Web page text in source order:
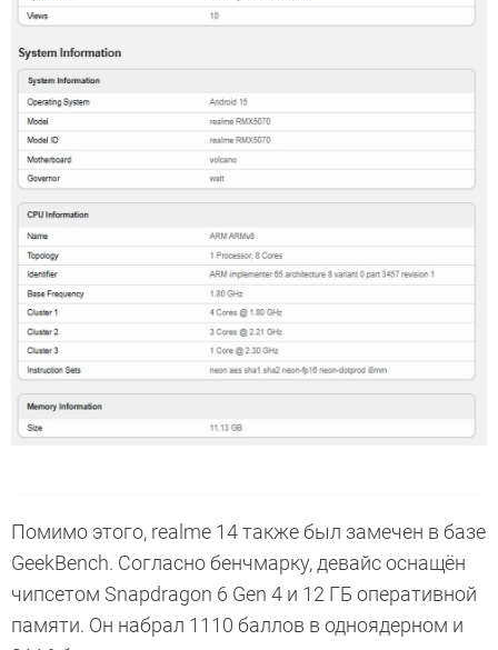
Помимо этого, realme 14 также был замечен в базе
GeekBench. Согласно бенчмарку, девайс оснащён
чипсетом Snapdragon 6 Gen 4 и 12 ГБ оперативной
памяти. Он набрал 1110 баллов в одноядерном и